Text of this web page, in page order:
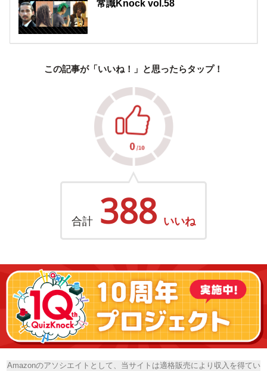
常識Knock vol.58
この記事が「いいね！」と思ったらタップ！
合計 388 いいね
Amazonのアソシエイトとして、当サイトは適格販売により収入を得てい